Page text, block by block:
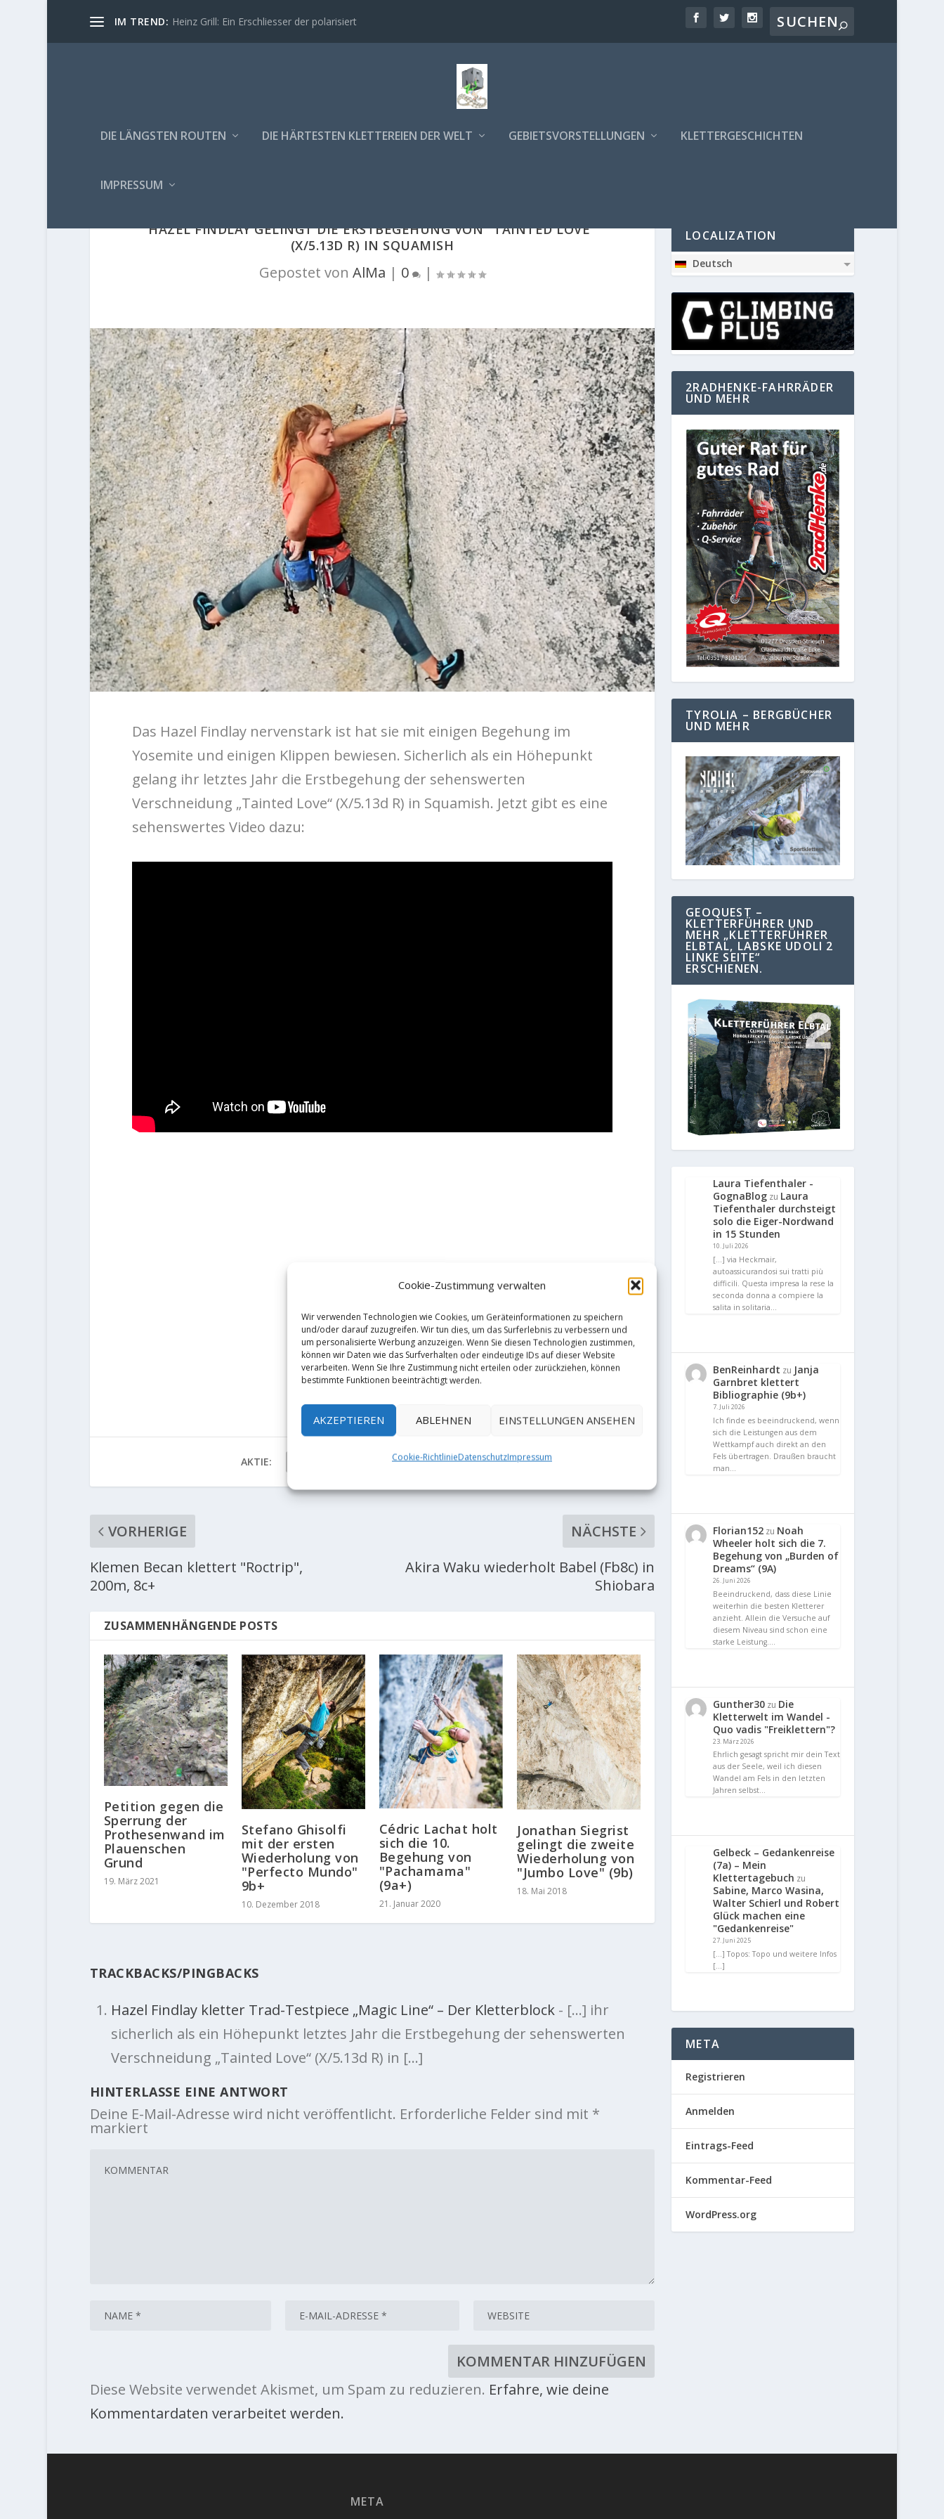
Cookie-Zustimmung verwalten
Wir verwenden Technologien wie Cookies, um Geräteinformationen zu speichern
und/oder darauf zuzugreifen. Wir tun dies, um das Surferlebnis zu verbessern und
um personalisierte Werbung anzuzeigen. Wenn Sie diesen Technologien zustimmen,
können wir Daten wie das Surfverhalten oder eindeutige IDs auf dieser Website
verarbeiten. Wenn Sie Ihre Zustimmung nicht erteilen oder zurückziehen, können
bestimmte Funktionen beeinträchtigt werden.
AKZEPTIEREN ABLEHNEN EINSTELLUNGEN ANSEHEN
Cookie-RichtlinieDatenschutzImpressum
IM TREND: Heinz Grill: Ein Erschliesser der polarisiert
DIE LÄNGSTEN ROUTEN DIE HÄRTESTEN KLETTEREIEN DER WELT GEBIETSVORSTELLUNGEN KLETTERGESCHICHTEN
IMPRESSUM
HAZEL FINDLAY GELINGT DIE ERSTBEGEHUNG VON "TAINTED LOVE"
(X/5.13D R) IN SQUAMISH
Gepostet von AlMa | 0 |
Das Hazel Findlay nervenstark ist hat sie mit einigen Begehung im
Yosemite und einigen Klippen bewiesen. Sicherlich als ein Höhepunkt
gelang ihr letztes Jahr die Erstbegehung der sehenswerten
Verschneidung „Tainted Love“ (X/5.13d R) in Squamish. Jetzt gibt es eine
sehenswertes Video dazu:
AKTIE:
VORHERIGE
Klemen Becan klettert "Roctrip",
200m, 8c+
NÄCHSTE
Akira Waku wiederholt Babel (Fb8c) in
Shiobara
ZUSAMMENHÄNGENDE POSTS
Petition gegen die
Sperrung der
Prothesenwand im
Plauenschen
Grund
19. März 2021
Stefano Ghisolfi
mit der ersten
Wiederholung von
"Perfecto Mundo"
9b+
10. Dezember 2018
Cédric Lachat holt
sich die 10.
Begehung von
"Pachamama"
(9a+)
21. Januar 2020
Jonathan Siegrist
gelingt die zweite
Wiederholung von
"Jumbo Love" (9b)
18. Mai 2018
TRACKBACKS/PINGBACKS
Hazel Findlay kletter Trad-Testpiece „Magic Line“ – Der Kletterblock- […] ihr
sicherlich als ein Höhepunkt letztes Jahr die Erstbegehung der sehenswerten
Verschneidung „Tainted Love“ (X/5.13d R) in […]
HINTERLASSE EINE ANTWORT
Deine E-Mail-Adresse wird nicht veröffentlicht. Erforderliche Felder sind mit *
markiert
Diese Website verwendet Akismet, um Spam zu reduzieren. Erfahre, wie deine
Kommentardaten verarbeitet werden.
LOCALIZATION
Deutsch
2RADHENKE-FAHRRÄDER
UND MEHR
TYROLIA – BERGBÜCHER
UND MEHR
GEOQUEST –
KLETTERFÜHRER UND
MEHR „KLETTERFÜHRER
ELBTAL, LABSKE UDOLI 2
LINKE SEITE“
ERSCHIENEN.
Laura Tiefenthaler -
GognaBlog zu Laura
Tiefenthaler durchsteigt
solo die Eiger-Nordwand
in 15 Stunden
10. Juli 2026
[…] via Heckmair,
autoassicurandosi sui tratti più
difficili. Questa impresa la rese la
seconda donna a compiere la
salita in solitaria…
BenReinhardt zu Janja
Garnbret klettert
Bibliographie (9b+)
7. Juli 2026
Ich finde es beeindruckend, wenn
sich die Leistungen aus dem
Wettkampf auch direkt an den
Fels übertragen. Draußen braucht
man…
Florian152 zu Noah
Wheeler holt sich die 7.
Begehung von „Burden of
Dreams“ (9A)
26. Juni 2026
Beeindruckend, dass diese Linie
weiterhin die besten Kletterer
anzieht. Allein die Versuche auf
diesem Niveau sind schon eine
starke Leistung.…
Gunther30 zu Die
Kletterwelt im Wandel -
Quo vadis "Freiklettern"?
23. März 2026
Ehrlich gesagt spricht mir dein Text
aus der Seele, weil ich diesen
Wandel am Fels in den letzten
Jahren selbst…
Gelbeck – Gedankenreise
(7a) – Mein
Klettertagebuch zu
Sabine, Marco Wasina,
Walter Schierl und Robert
Glück machen eine
"Gedankenreise"
27. Juni 2025
[…] Topos: Topo und weitere Infos
[…]
META
Registrieren
Anmelden
Eintrags-Feed
Kommentar-Feed
WordPress.org
META